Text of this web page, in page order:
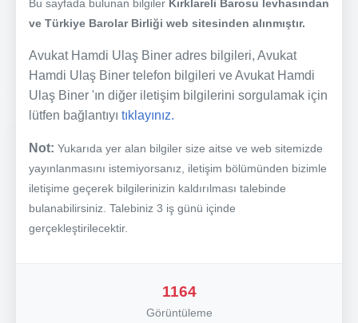
Bu sayfada bulunan bilgiler Kırklareli Barosu levhasından
ve Türkiye Barolar Birliği web sitesinden alınmıştır.
Avukat Hamdi Ulaş Biner adres bilgileri, Avukat
Hamdi Ulaş Biner telefon bilgileri ve Avukat Hamdi
Ulaş Biner 'ın diğer iletişim bilgilerini sorgulamak için
lütfen bağlantıyı tıklayınız.
Not: Yukarıda yer alan bilgiler size aitse ve web sitemizde
yayınlanmasını istemiyorsanız, iletişim bölümünden bizimle
iletişime geçerek bilgilerinizin kaldırılması talebinde
bulanabilirsiniz. Talebiniz 3 iş günü içinde
gerçekleştirilecektir.
1164
Görüntüleme